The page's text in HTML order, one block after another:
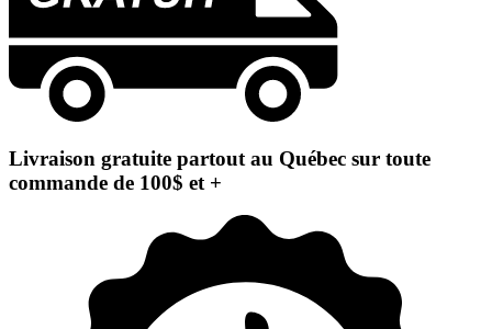
Livraison gratuite partout au Québec sur toute
commande de 100$ et +